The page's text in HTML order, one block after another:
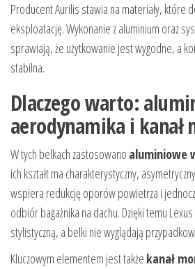
Producent Aurilis stawia na materiały, które
eksploatację. Wykonanie z aluminium oraz
sprawiają, że użytkowanie jest wygodne, a
stabilna.
Dlaczego warto:
aerodynamika i kanał
W tych belkach zastosowano aluminiowe
ich kształt ma charakterystyczny,
wspiera redukcję oporów powietrza i
odbiór bagażnika na dachu. Dzięki temu
stylistyczną, a belki nie wyglądają
Kluczowym elementem jest także kanał